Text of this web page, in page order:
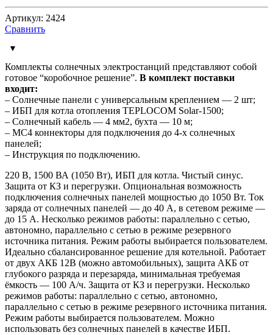
Артикул: 2424
Сравнить
Комплекты солнечных электростанций представляют собой
готовое “коробочное решение”. В комплект поставки
входит:
– Солнечные панели с универсальным креплением — 2 шт;
– ИБП для котла отопления TEPLOCOM Solar-1500;
– Солнечный кабель — 4 мм2, бухта — 10 м;
– MC4 коннекторы для подключения до 4-х солнечных
панелей;
– Инструкция по подключению.
220 В, 1500 ВА (1050 Вт), ИБП для котла. Чистый синус.
Защита от КЗ и перегрузки. Опциональная возможность
подключения солнечных панелей мощностью до 1050 Вт. Ток
заряда от солнечных панелей — до 40 А, в сетевом режиме —
до 15 А. Несколько режимов работы: параллельно с сетью,
автономно, параллельно с сетью в режиме резервного
источника питания. Режим работы выбирается пользователем.
Идеально сбалансированное решение для котельной. Работает
от двух АКБ 12В (можно автомобильных), защита АКБ от
глубокого разряда и перезаряда, минимальная требуемая
ёмкость — 100 А/ч. Защита от КЗ и перегрузки. Несколько
режимов работы: параллельно с сетью, автономно,
параллельно с сетью в режиме резервного источника питания.
Режим работы выбирается пользователем. Можно
использовать без солнечных панелей в качестве ИБП.